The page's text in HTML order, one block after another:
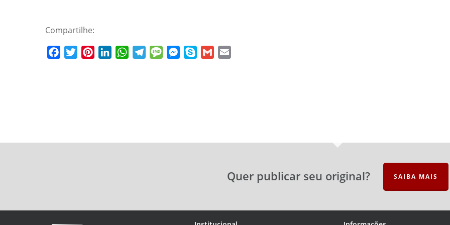
Compartilhe:
FacebookTwitterPinterestLinkedInWhatsAppTelegramMessageMessenger
Skype Gmail
Quer publicar seu original? SAIBA MAIS